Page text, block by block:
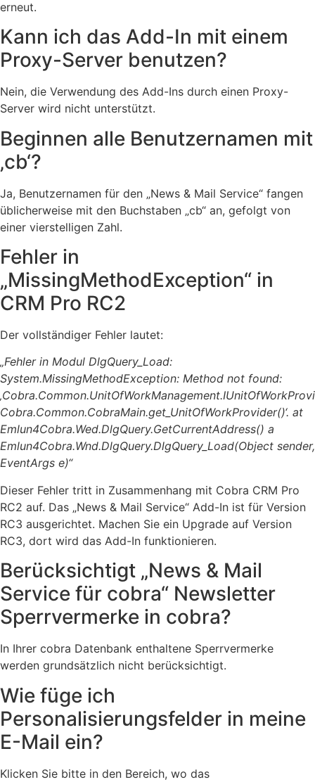
erneut.
Kann ich das Add-In mit einem
Proxy-Server benutzen?
Nein, die Verwendung des Add-Ins durch einen Proxy-
Server wird nicht unterstützt.
Beginnen alle Benutzernamen mit
‚cb‘?
Ja, Benutzernamen für den „News & Mail Service“ fangen
üblicherweise mit den Buchstaben „cb“ an, gefolgt von
einer vierstelligen Zahl.
Fehler in
„MissingMethodException“ in
CRM Pro RC2
Der vollständiger Fehler lautet:
„Fehler in Modul DlgQuery_Load:
System.MissingMethodException: Method not found:
Cobra.Common.CobraMain.get_UnitOfWorkProvider()‘. at
Emlun4Cobra.Wed.DlgQuery.GetCurrentAddress() a
Emlun4Cobra.Wnd.DlgQuery.DlgQuery_Load(Object sender,
EventArgs e)“
Dieser Fehler tritt in Zusammenhang mit Cobra CRM Pro
RC2 auf. Das „News & Mail Service“ Add-In ist für Version
RC3 ausgerichtet. Machen Sie ein Upgrade auf Version
RC3, dort wird das Add-In funktionieren.
Berücksichtigt „News & Mail
Service für cobra“ Newsletter
Sperrvermerke in cobra?
In Ihrer cobra Datenbank enthaltene Sperrvermerke
werden grundsätzlich nicht berücksichtigt.
Wie füge ich
Personalisierungsfelder in meine
E-Mail ein?
Klicken Sie bitte in den Bereich, wo das